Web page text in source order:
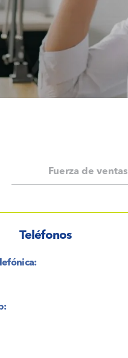
Fuerza de ventas
Teléfonos